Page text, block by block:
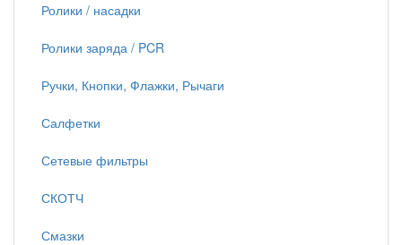
Ролики / насадки
Ролики заряда / PCR
Ручки, Кнопки, Флажки, Рычаги
Салфетки
Сетевые фильтры
СКОТЧ
Смазки